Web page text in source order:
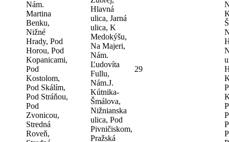
Nám.
Martina
Benku,
Nižné
Hrady, Pod
Horou, Pod
Kopanicami,
Pod
Kostolom,
Pod Skálím,
Pod Stráňou,
Pod
Zvonicou,
Stredná
Roveň,
Hlavná
ulica, Jarná
ulica, K
Medokýšu,
Na Majeri,
Nám.
Ľudovíta
Fullu,
Nám.J.
Kútnika-
Šmálova,
Nižnianska
ulica, Pod
Pivničiskom,
Pražská
29